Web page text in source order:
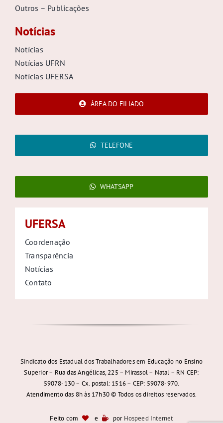
Outros – Publicações
Notícias
Notícias
Notícias UFRN
Notícias UFERSA
ÁREA DO FILIADO
TELEFONE
WHATSAPP
UFERSA
Coordenação
Transparência
Notícias
Contato
Sindicato dos Estadual dos Trabalhadores em Educação no Ensino
Superior – Rua das Angélicas, 225 – Mirassol – Natal – RN CEP:
59078-130 – Cx. postal: 1516 – CEP: 59078-970.
Atendimento das 8h às 17h30 © Todos os direitos reservados.
Feito com e por Hospeed Internet